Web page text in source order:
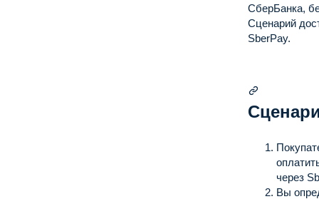
СберБанка,
Сценарий
SberPay.
через
Вы